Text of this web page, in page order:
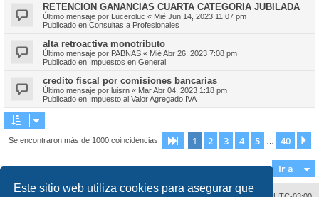
Este sitio web utiliza cookies para asegurar que
RETENCION GANANCIAS CUARTA CATEGORIA JUBILADA
Último mensaje por Luceroluc « Mié Jun 14, 2023 11:07 pm
Publicado en Consultas a Profesionales
alta retroactiva monotributo
Último mensaje por PABNAS « Mié Abr 26, 2023 7:08 pm
Publicado en Impuestos en General
credito fiscal por comisiones bancarias
Último mensaje por luisrn « Mar Abr 04, 2023 1:18 pm
Publicado en Impuesto al Valor Agregado IVA
Se encontraron más de 1000 coincidencias Página de 40
1 2 3 4 5 40
Ir a